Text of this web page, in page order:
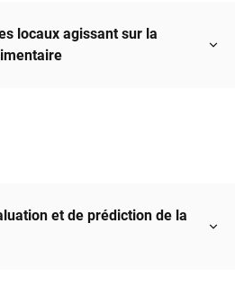
locaux agissant sur la
et de prédiction de la